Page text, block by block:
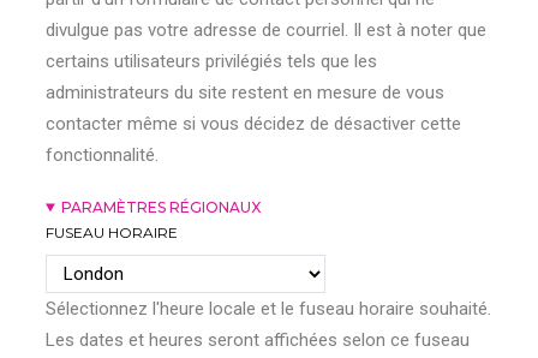
divulgue pas votre adresse de courriel. Il est à noter que
certains utilisateurs privilégiés tels que les
administrateurs du site restent en mesure de vous
contacter même si vous décidez de désactiver cette
fonctionnalité.
PARAMÈTRES RÉGIONAUX
FUSEAU HORAIRE
Sélectionnez l'heure locale et le fuseau horaire souhaité.
Les dates et heures seront affichées selon ce fuseau